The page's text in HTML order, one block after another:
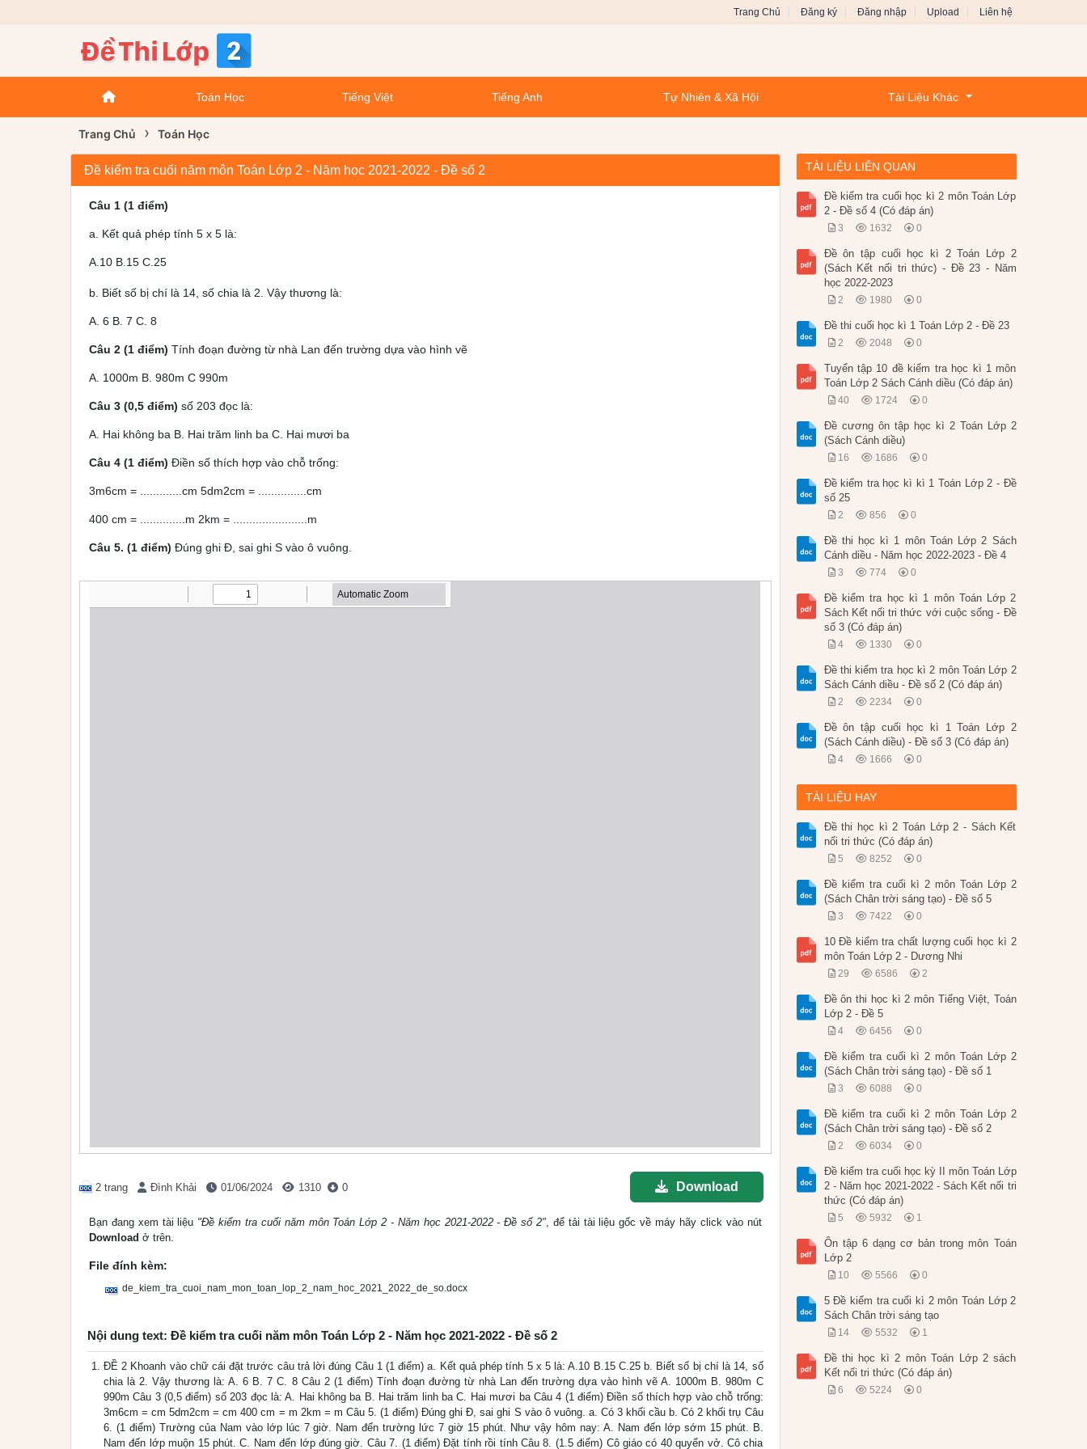
Trang Chủ Đăng ký Đăng nhập Upload Liên hệ
Toán Học Tiếng Việt Tiếng Anh Tự Nhiên & Xã Hội Tài Liệu Khác
Trang Chủ › Toán Học
Đề kiểm tra cuối năm môn Toán Lớp 2 - Năm học 2021-2022 - Đề số 2
Câu 1 (1 điểm)
a. Kết quả phép tính 5 x 5 là:
A.10 B.15 C.25
b. Biết số bị chí là 14, số chia là 2. Vậy thương là:
A. 6 B. 7 C. 8
Câu 2 (1 điểm) Tính đoạn đường từ nhà Lan đến trường dựa vào hình vẽ
A. 1000m B. 980m C 990m
Câu 3 (0,5 điểm) số 203 đọc là:
A. Hai không ba B. Hai trăm linh ba C. Hai mươi ba
Câu 4 (1 điểm) Điền số thích hợp vào chỗ trống:
3m6cm = .............cm 5dm2cm = ...............cm
400 cm = ..............m 2km = .......................m
Câu 5. (1 điểm) Đúng ghi Đ, sai ghi S vào ô vuông.
2 trang Đình Khải 01/06/2024 1310 0 Download
Bạn đang xem tài liệu "Đề kiểm tra cuối năm môn Toán Lớp 2 - Năm học 2021-2022 - Đề số 2", để tải tài liệu gốc về máy hãy click vào nút
Download ở trên.
File đính kèm:
de_kiem_tra_cuoi_nam_mon_toan_lop_2_nam_hoc_2021_2022_de_so.docx
Nội dung text: Đề kiểm tra cuối năm môn Toán Lớp 2 - Năm học 2021-2022 - Đề số 2
ĐỀ 2 Khoanh vào chữ cái đặt trước câu trả lời đúng Câu 1 (1 điểm) a. Kết quả phép tính 5 x 5 là: A.10 B.15 C.25 b. Biết số bị chí là 14, số
chia là 2. Vậy thương là: A. 6 B. 7 C. 8 Câu 2 (1 điểm) Tính đoạn đường từ nhà Lan đến trường dựa vào hình vẽ A. 1000m B. 980m C
990m Câu 3 (0,5 điểm) số 203 đọc là: A. Hai không ba B. Hai trăm linh ba C. Hai mươi ba Câu 4 (1 điểm) Điền số thích hợp vào chỗ trống:
3m6cm = cm 5dm2cm = cm 400 cm = m 2km = m Câu 5. (1 điểm) Đúng ghi Đ, sai ghi S vào ô vuông. a. Có 3 khối cầu b. Có 2 khối trụ Câu
6. (1 điểm) Trường của Nam vào lớp lúc 7 giờ. Nam đến trường lức 7 giờ 15 phút. Như vậy hôm nay: A. Nam đến lớp sớm 15 phút. B.
Nam đến lớp muộn 15 phút. C. Nam đến lớp đúng giờ. Câu 7. (1 điểm) Đặt tính rồi tính Câu 8. (1.5 điểm) Cô giáo có 40 quyển vở. Cô chia
TÀI LIỆU LIÊN QUAN
Đề kiểm tra cuối học kì 2 môn Toán Lớp
2 - Đề số 4 (Có đáp án)
3 1632 0
Đề ôn tập cuối học kì 2 Toán Lớp 2
(Sách Kết nối tri thức) - Đề 23 - Năm
học 2022-2023
2 1980 0
Đề thi cuối học kì 1 Toán Lớp 2 - Đề 23
2 2048 0
Tuyển tập 10 đề kiểm tra học kì 1 môn
Toán Lớp 2 Sách Cánh diều (Có đáp án)
40 1724 0
Đề cương ôn tập học kì 2 Toán Lớp 2
(Sách Cánh diều)
16 1686 0
Đề kiểm tra học kì kì 1 Toán Lớp 2 - Đề
số 25
2 856 0
Đề thi học kì 1 môn Toán Lớp 2 Sách
Cánh diều - Năm học 2022-2023 - Đề 4
3 774 0
Đề kiểm tra học kì 1 môn Toán Lớp 2
Sách Kết nối tri thức với cuộc sống - Đề
số 3 (Có đáp án)
4 1330 0
Đề thi kiểm tra học kì 2 môn Toán Lớp 2
Sách Cánh diều - Đề số 2 (Có đáp án)
2 2234 0
Đề ôn tập cuối học kì 1 Toán Lớp 2
(Sách Cánh diều) - Đề số 3 (Có đáp án)
4 1666 0
TÀI LIỆU HAY
Đề thi học kì 2 Toán Lớp 2 - Sách Kết
nối tri thức (Có đáp án)
5 8252 0
Đề kiểm tra cuối kì 2 môn Toán Lớp 2
(Sách Chân trời sáng tạo) - Đề số 5
3 7422 0
10 Đề kiểm tra chất lượng cuối học kì 2
môn Toán Lớp 2 - Dương Nhi
29 6586 2
Đề ôn thi học kì 2 môn Tiếng Việt, Toán
Lớp 2 - Đề 5
4 6456 0
Đề kiểm tra cuối kì 2 môn Toán Lớp 2
(Sách Chân trời sáng tạo) - Đề số 1
3 6088 0
Đề kiểm tra cuối kì 2 môn Toán Lớp 2
(Sách Chân trời sáng tạo) - Đề số 2
2 6034 0
Đề kiểm tra cuối học kỳ II môn Toán Lớp
2 - Năm học 2021-2022 - Sách Kết nối tri
thức (Có đáp án)
5 5932 1
Ôn tập 6 dạng cơ bản trong môn Toán
Lớp 2
10 5566 0
5 Đề kiểm tra cuối kì 2 môn Toán Lớp 2
Sách Chân trời sáng tạo
14 5532 1
Đề thi học kì 2 môn Toán Lớp 2 sách
Kết nối tri thức (Có đáp án)
6 5224 0